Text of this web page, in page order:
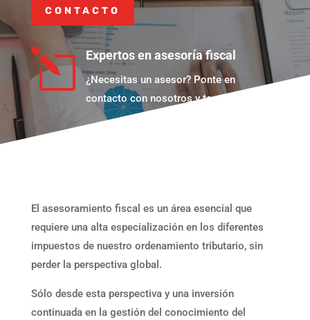
CONTACTO
l Expertos en asesoría fiscal
¿Necesitas un asesor? Ponte en
contacto con nosotros y te ayudaremos
El asesoramiento fiscal es un área esencial que
requiere una alta especialización en los diferentes
impuestos de nuestro ordenamiento tributario, sin
perder la perspectiva global.
Sólo desde esta perspectiva y una inversión
continuada en la gestión del conocimiento del